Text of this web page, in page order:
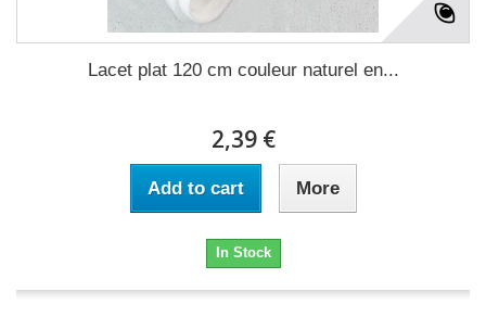
Lacet plat 120 cm couleur naturel en...
2,39 €
Add to cart More
In Stock